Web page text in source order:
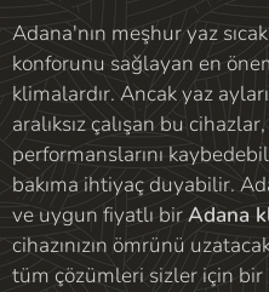
Adana'nın meşhur yaz
konforunu sağlayan en
klimalardır. Ancak yaz
aralıksız çalışan bu
performanslarını
bakıma ihtiyaç duyabilir.
ve uygun fiyatlı birAdana
cihazınızın ömrünü
tüm çözümleri sizler için bir